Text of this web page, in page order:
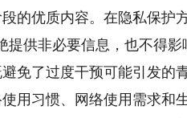
的优质内容。在隐私保护
提供非必要信息，也不得
免了过度干预可能引发的
用习惯、网络使用需求和